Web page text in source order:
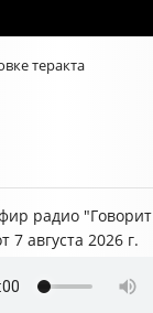
теракта
радио "Говорит
августа 2026 г.